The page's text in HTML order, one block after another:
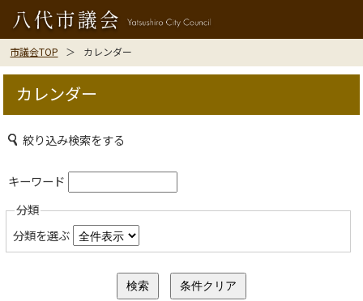
市議会TOP カレンダー
カレンダー
絞り込み検索をする
キーワード
分類
分類を選ぶ